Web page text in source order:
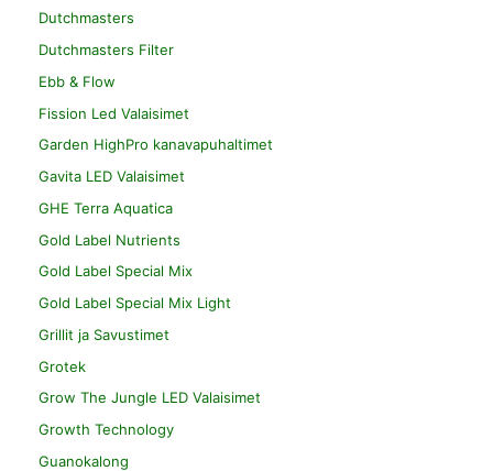
Dutchmasters
Dutchmasters Filter
Ebb & Flow
Fission Led Valaisimet
Garden HighPro kanavapuhaltimet
Gavita LED Valaisimet
GHE Terra Aquatica
Gold Label Nutrients
Gold Label Special Mix
Gold Label Special Mix Light
Grillit ja Savustimet
Grotek
Grow The Jungle LED Valaisimet
Growth Technology
Guanokalong